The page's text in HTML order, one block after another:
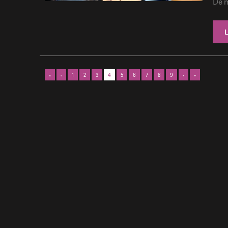
« ‹ 1 2 3 4 5 6 7 8 9 › »